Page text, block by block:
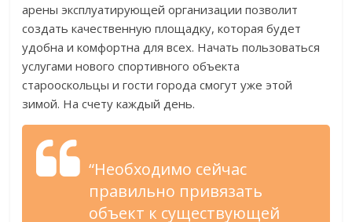
арены эксплуатирующей организации позволит
создать качественную площадку, которая будет
удобна и комфортна для всех. Начать пользоваться
услугами нового спортивного объекта
старооскольцы и гости города смогут уже этой
зимой. На счету каждый день.
“Необходимо сейчас
правильно привязать
объект к существующей